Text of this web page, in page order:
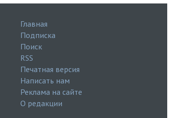
Главная
Подписка
Поиск
RSS
Печатная версия
Написать нам
Реклама на сайте
О редакции